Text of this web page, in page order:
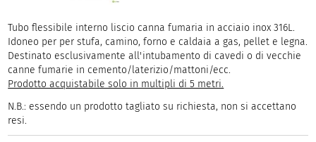
Tubo flessibile interno liscio canna fumaria in acciaio inox 316L.
Idoneo per per stufa, camino, forno e caldaia a gas, pellet e legna.
Destinato esclusivamente all'intubamento di cavedi o di vecchie
canne fumarie in cemento/laterizio/mattoni/ecc.
Prodotto acquistabile solo in multipli di 5 metri.
N.B.: essendo un prodotto tagliato su richiesta, non si accettano
resi.